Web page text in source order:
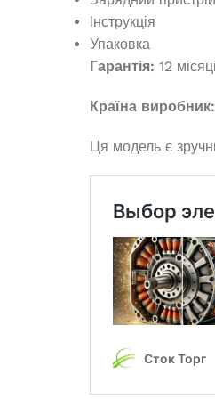
13000
Немає в наявності
34 125,0₴
Інструкція
Упаковка
Гарантія: 12
Країна виробник:
Ця модель є